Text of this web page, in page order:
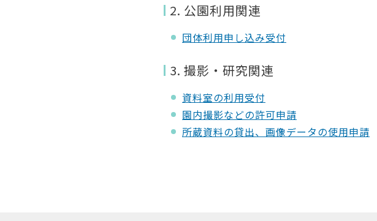
2. 公園利用関連
団体利用申し込み受付
3. 撮影・研究関連
資料室の利用受付
園内撮影などの許可申請
所蔵資料の貸出、画像データの使用申請